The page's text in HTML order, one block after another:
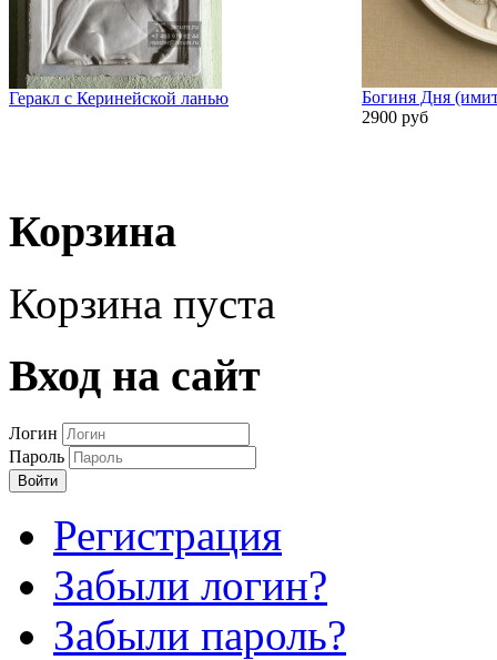
Геракл с Керинейской ланью
Богиня Дня
2900 руб
Корзина
Корзина пуста
Вход на сайт
Логин
Пароль
Войти
Регистрация
Забыли логин?
Забыли пароль?